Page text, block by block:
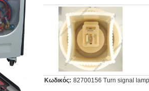
Κωδικός: 82700156 Turn signal